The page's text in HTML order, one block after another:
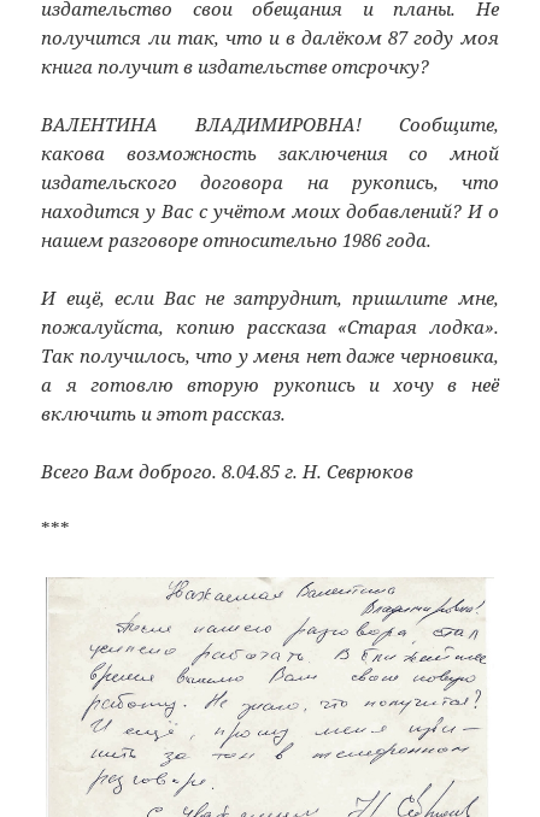
издательство свои обещания и планы. Не
получится ли так, что и в далёком 87 году моя
книга получит в издательстве отсрочку?
ВАЛЕНТИНА ВЛАДИМИРОВНА! Сообщите,
какова возможность заключения со мной
издательского договора на рукопись, что
находится у Вас с учётом моих добавлений? И о
нашем разговоре относительно 1986 года.
И ещё, если Вас не затруднит, пришлите мне,
пожалуйста, копию рассказа «Старая лодка».
Так получилось, что у меня нет даже черновика,
а я готовлю вторую рукопись и хочу в неё
включить и этот рассказ.
Всего Вам доброго. 8.04.85 г. Н. Севрюков
***